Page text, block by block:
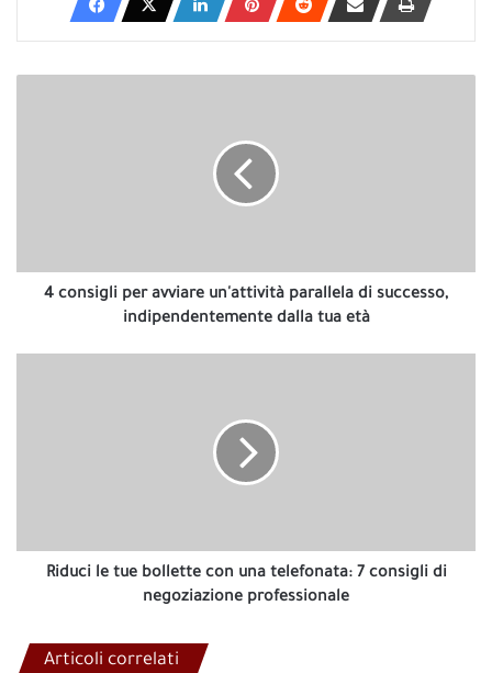
indipendentemente
4 consigli per avviare un'attività parallela di successo,
indipendentemente dalla tua età
consigli
Riduci le tue bollette con una telefonata: 7 consigli di
negoziazione professionale
Articoli correlati